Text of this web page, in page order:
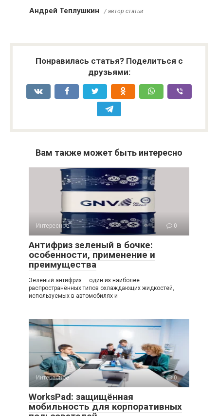
Андрей Теплушкин / автор статьи
Понравилась статья? Поделиться с
друзьями:
Вам также может быть интересно
Интересное 0
Антифриз зеленый в бочке:
особенности, применение и
преимущества
Зеленый антифриз — один из наиболее
распространённых типов охлаждающих жидкостей,
используемых в автомобилях и
Интересное 0
WorksPad: защищённая
мобильность для корпоративных